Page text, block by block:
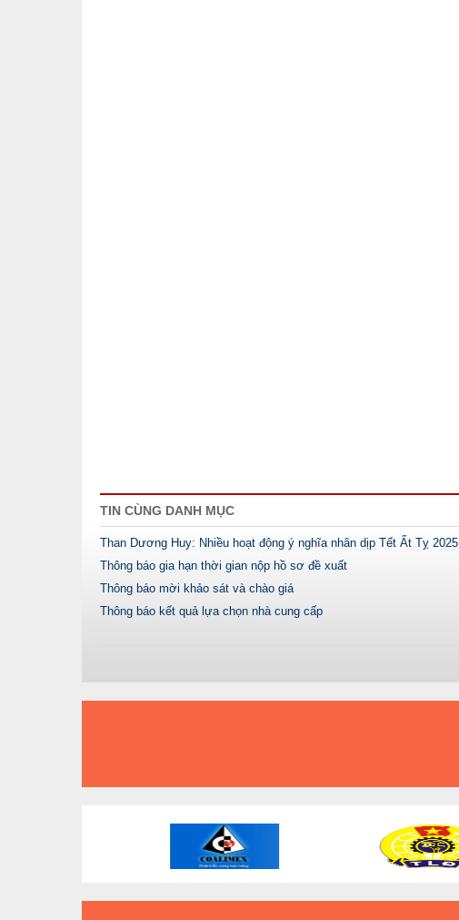
TIN CÙNG DANH MỤC
Than Dương Huy: Nhiều hoạt động ý nghĩa nhân dịp Tết Ất Tỵ 2025
Thông báo gia hạn thời gian nộp hồ sơ đề xuất
Thông báo mời khảo sát và chào giá
Thông báo kết quả lựa chọn nhà cung cấp